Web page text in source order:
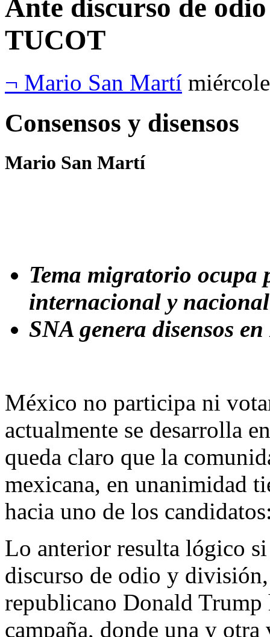
Ante discurso de
TUCOT
¬ Mario San Martí
Consensos y disensos
Mario San Martí
Tema migratorio ocupa
internacional y nacional
SNA genera disensos
México no participa ni
actualmente se desarrolla
queda claro que la
mexicana, en unanimidad
hacia uno de los
Lo anterior resulta lógico
discurso de odio y
republicano Donald Trump
campaña, donde una y